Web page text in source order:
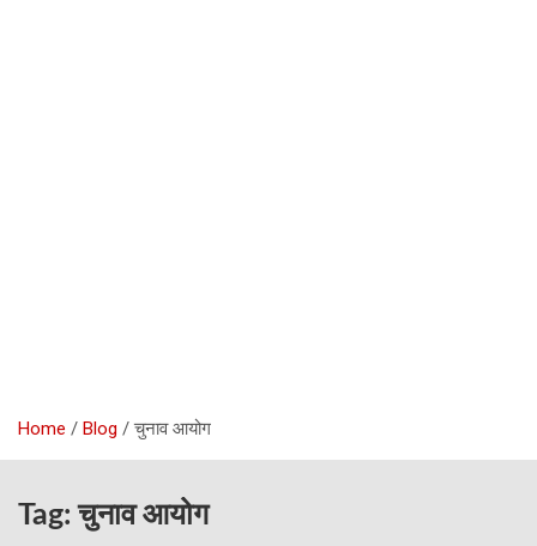
Home Blog चुनाव आयोग
Tag:चुनाव आयोग